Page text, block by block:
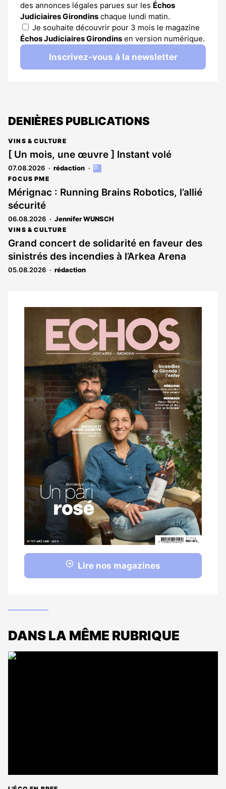
des annonces légales parues sur les Échos
Judiciaires Girondins chaque lundi matin.
Je souhaite découvrir pour 3 mois le magazine
Échos Judiciaires Girondins en version numérique.
Inscrivez-vous à la newsletter
DENIÈRES PUBLICATIONS
VINS & CULTURE
[ Un mois, une œuvre ] Instant volé
07.08.2026 rédaction
Cet
est
réservé
abonnés
FOCUS PME
Mérignac : Running Brains Robotics, l’allié
sécurité
06.08.2026 Jennifer WUNSCH
VINS & CULTURE
Grand concert de solidarité en faveur des
sinistrés des incendies à l’Arkea Arena
05.08.2026 rédaction
Notre
dernier
magazine
Lire nos magazines
DANS LA MÊME RUBRIQUE